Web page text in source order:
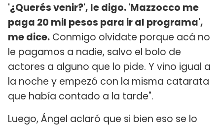
'¿Querés venir?', le digo. 'Mazzocco me
paga 20 mil pesos para ir al programa',
me dice. Conmigo olvidate porque acá no
le pagamos a nadie, salvo el bolo de
actores a alguno que lo pide. Y vino igual a
la noche y empezó con la misma catarata
que había contado a la tarde".
Luego, Ángel aclaró que si bien eso se lo